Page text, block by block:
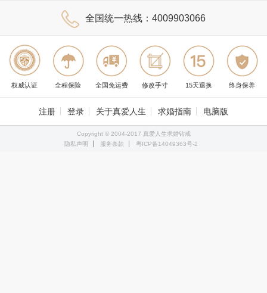
全国统一热线：4009903066
权威认证 全程保险 全国免运费 修改手寸 15天退换 终身保养
注册 登录 关于真爱人生 求婚指南 电脑版
Copyright © 2004-2017 真爱人生求婚钻戒
隐私声明
服务条款 粤ICP备14049363号-2